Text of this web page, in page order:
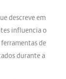
descreve em
influencia o
de
durante a